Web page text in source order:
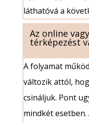
láthatóvá a
Az online
térképezést
A folyamat
változik attól,
csináljuk. Pont
mindkét